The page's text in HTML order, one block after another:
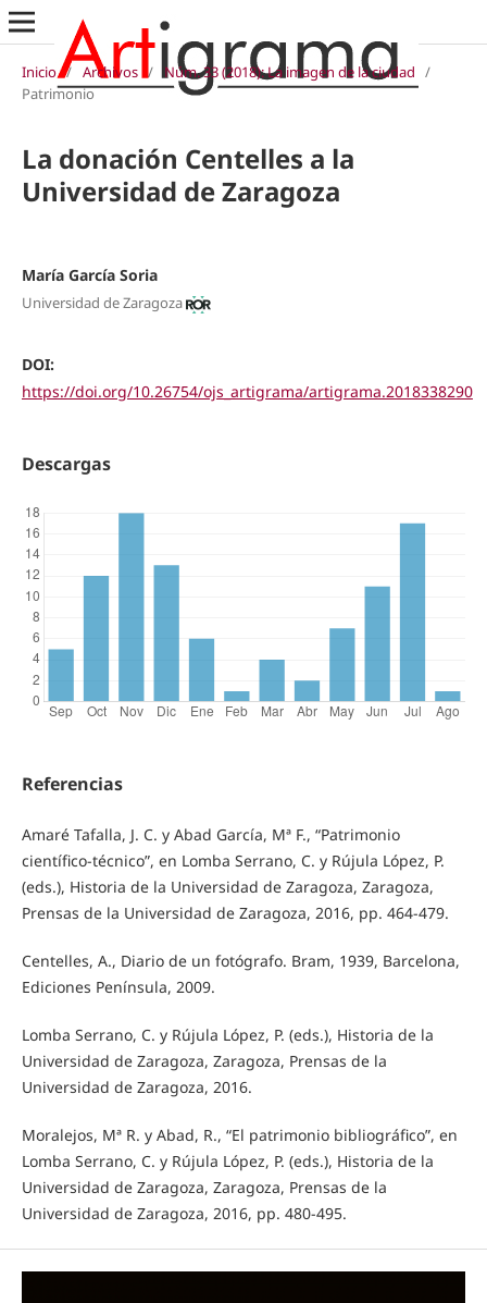
Inicio / Archivos / Núm. 33 (2018): La imagen de la ciudad /
Patrimonio
La donación Centelles a la
Universidad de Zaragoza
María García Soria
Universidad de Zaragoza
DOI:
https://doi.org/10.26754/ojs_artigrama/artigrama.2018338290
Descargas
Referencias
Amaré Tafalla, J. C. y Abad García, Mª F., “Patrimonio
científico-técnico”, en Lomba Serrano, C. y Rújula López, P.
(eds.), Historia de la Universidad de Zaragoza, Zaragoza,
Prensas de la Universidad de Zaragoza, 2016, pp. 464-479.
Centelles, A., Diario de un fotógrafo. Bram, 1939, Barcelona,
Ediciones Península, 2009.
Lomba Serrano, C. y Rújula López, P. (eds.), Historia de la
Universidad de Zaragoza, Zaragoza, Prensas de la
Universidad de Zaragoza, 2016.
Moralejos, Mª R. y Abad, R., “El patrimonio bibliográfico”, en
Lomba Serrano, C. y Rújula López, P. (eds.), Historia de la
Universidad de Zaragoza, Zaragoza, Prensas de la
Universidad de Zaragoza, 2016, pp. 480-495.